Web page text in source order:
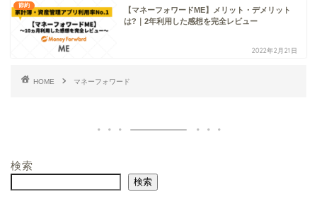
節約
【マネーフォワードME】メリット・デメリット
は?｜2年利用した感想を完全レビュー
2022年2月21日
HOME マネーフォワード
検索
検索